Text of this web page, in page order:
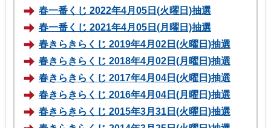
春一番くじ 2022年4月05日(火曜日)抽選
春一番くじ 2021年4月05日(月曜日)抽選
春きらきらくじ 2019年4月02日(火曜日)抽選
春きらきらくじ 2018年4月02日(月曜日)抽選
春きらきらくじ 2017年4月04日(火曜日)抽選
春きらきらくじ 2016年4月04日(月曜日)抽選
春きらきらくじ 2015年3月31日(火曜日)抽選